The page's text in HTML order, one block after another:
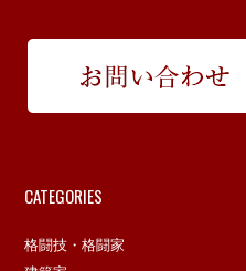
CATEGORIES
格闘技・格闘家